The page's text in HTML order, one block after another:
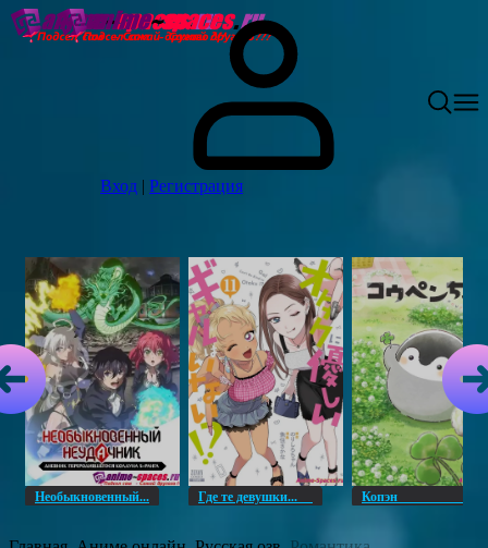
Вход | Регистрация
Необыкновенный... Где те девушки... Копэн